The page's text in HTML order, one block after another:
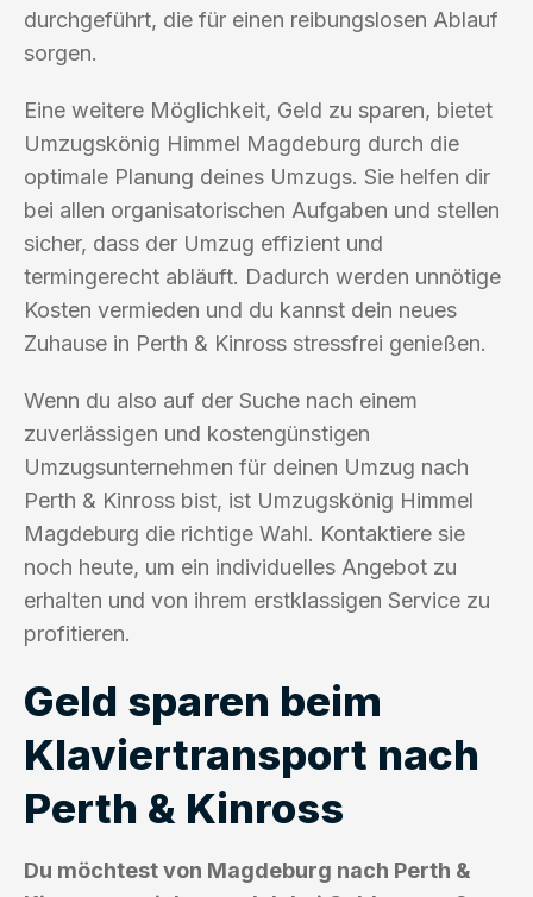
durchgeführt, die für einen reibungslosen Ablauf
sorgen.
Eine weitere Möglichkeit, Geld zu sparen, bietet
Umzugskönig Himmel Magdeburg durch die
optimale Planung deines Umzugs. Sie helfen dir
bei allen organisatorischen Aufgaben und stellen
sicher, dass der Umzug effizient und
termingerecht abläuft. Dadurch werden unnötige
Kosten vermieden und du kannst dein neues
Zuhause in Perth & Kinross stressfrei genießen.
Wenn du also auf der Suche nach einem
zuverlässigen und kostengünstigen
Umzugsunternehmen für deinen Umzug nach
Perth & Kinross bist, ist Umzugskönig Himmel
Magdeburg die richtige Wahl. Kontaktiere sie
noch heute, um ein individuelles Angebot zu
erhalten und von ihrem erstklassigen Service zu
profitieren.
Geld sparen beim
Klaviertransport nach
Perth & Kinross
Du möchtest von Magdeburg nach Perth &